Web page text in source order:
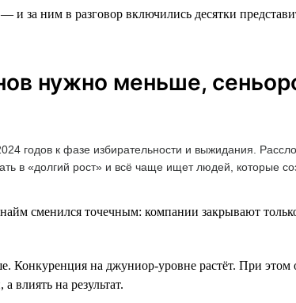
за ним в разговор включились десятки
нужно меньше,
годов к фазе избирательности и выжидания.
в «долгий рост» и всё чаще ищет людей, которые
сменился точечным: компании закрывают
на джуниор-уровне растёт. При
влиять на результат.